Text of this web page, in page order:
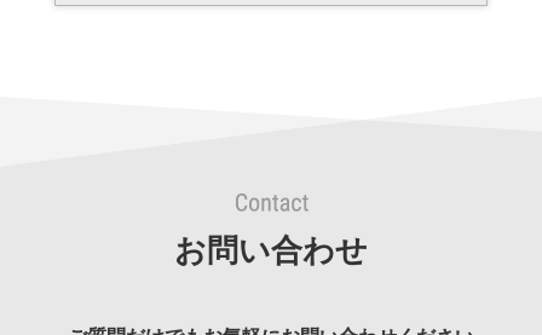
お問い合わせ